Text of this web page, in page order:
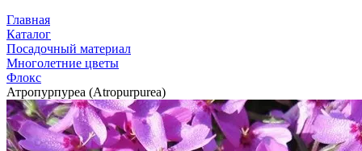
Главная
Каталог
Посадочный материал
Многолетние цветы
Флокс
Атропурпуреа (Atropurpurea)